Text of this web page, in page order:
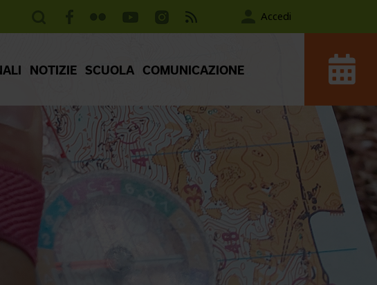
Accedi
NOTIZIE SCUOLA COMUNICAZIONE